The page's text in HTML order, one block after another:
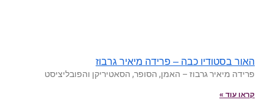
האור בסטודיו כבה – פרידה מיאיר גרבוז
פרידה מיאיר גרבוז – האמן, הסופר, הסאטיריקן והפובליציסט
קראו עוד »